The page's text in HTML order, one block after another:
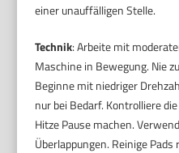
einer unauffälligen Stelle.
Technik: Arbeite mit
Maschine in Bewegung. Nie
Beginne mit niedriger
nur bei Bedarf. Kontrolliere
Hitze Pause machen.
Überlappungen. Reinige Pads